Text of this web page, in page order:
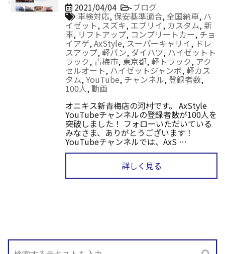
2021/04/04 -ブログ
車検対応,保安基準適合,全国納車, ハ
イゼット, スズキ, エブリイ, カスタム,新
車, リフトアップ, コンプリートカー, チョ
イアゲ,AxStyle,スーパーキャリイ,ドレ
スアップ, 軽バン, ダイハツ, ハイゼットト
ラック, 青梅市, 東京都, 軽トラック, アク
セルオート, ハイゼットジャンボ, 軽カス
タム,YouTube, チャンネル,登録者数,
100人,動画
オニキス新青梅店の河村です。 AxStyle
YouTubeチャンネルの登録者数が100人を
突破しました！ フォローいただいている
みなさま、ありがとうございます！
YouTubeチャンネルでは、AxS …
詳しく見る